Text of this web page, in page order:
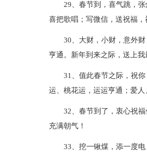
29、春节到，喜气跳，
喜把歌唱；写微信，送祝福
30、大财，小财，意外
亨通。新年到来之际，送上我
31、值此春节之际，祝
运、桃花运，运运亨通；爱
32、春节到了，衷心祝
充满朝气！
33、挖一锹煤，添一度